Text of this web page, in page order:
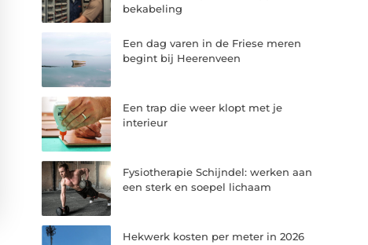
bekabeling
Een dag varen in de Friese meren
begint bij Heerenveen
Een trap die weer klopt met je
interieur
Fysiotherapie Schijndel: werken aan
een sterk en soepel lichaam
Hekwerk kosten per meter in 2026